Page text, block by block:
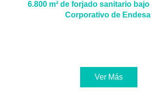
6.800 m² de forjado sanitario
Corporativo de Endesa
Ver Más